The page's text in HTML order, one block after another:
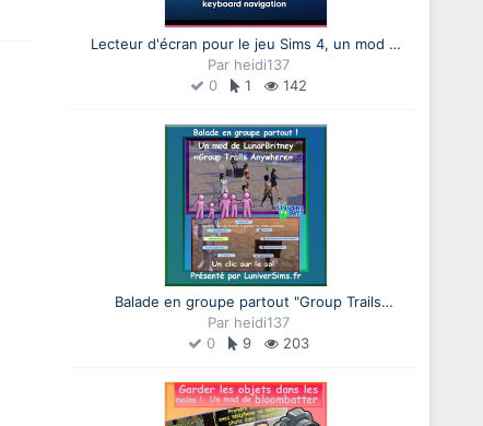
Lecteur d'écran pour le jeu Sims 4, un mod de
tyjokr (à l'attention des malentendants et des
malvoyants)
Par heidi137
0
1 142
Balade en groupe partout "Group Trails
Anywhere", un mod de LunarBritney
Par heidi137
0
9 203